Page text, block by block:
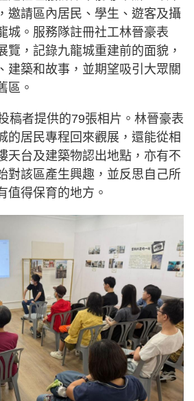
邀請區內居民、學生、遊客及攝
城。服務隊註冊社工林晉豪表
覽，記錄九龍城重建前的面貌，
建築和故事，並期望吸引大眾關
區。
稿者提供的79張相片。林晉豪表
的居民專程回來觀展，還能從相
天台及建築物認出地點，亦有不
對該區產生興趣，並反思自己所
值得保育的地方。